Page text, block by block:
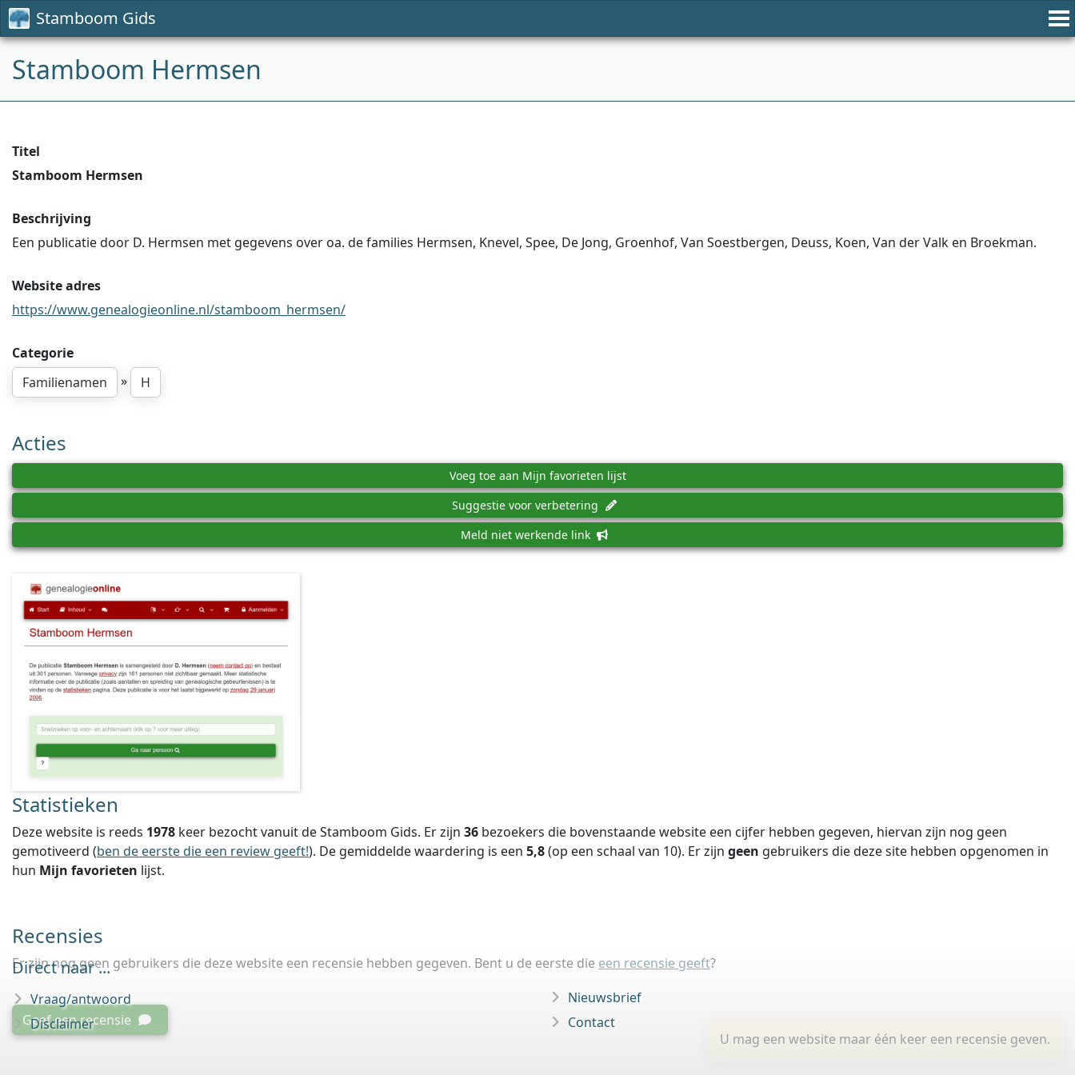
Stamboom Gids
Stamboom Hermsen
Titel
Stamboom Hermsen
Beschrijving
Een publicatie door D. Hermsen met gegevens over oa. de families Hermsen, Knevel, Spee, De Jong, Groenhof, Van Soestbergen, Deuss, Koen, Van der Valk en Broekman.
Website adres
https://www.genealogieonline.nl/stamboom_hermsen/
Categorie
Familienamen
» H
Acties
Voeg toe aan Mijn favorieten lijst
Suggestie voor verbetering
Meld niet werkende link
Statistieken
Deze website is reeds 1978 keer bezocht vanuit de Stamboom Gids. Er zijn 36 bezoekers die bovenstaande website een cijfer hebben gegeven, hiervan zijn nog geen
gemotiveerd (ben de eerste die een review geeft!). De gemiddelde waardering is een 5,8(op een schaal van 10). Er zijn geen gebruikers die deze site hebben opgenomen in
hun Mijn favorieten lijst.
Recensies
Er zijn nog geen gebruikers die deze website een recensie hebben gegeven. Bent u de eerste die een recensie geeft?
U mag een website maar één keer een recensie geven.
Geef een recensie
Direct naar ...
Vraag/antwoord
Disclaimer
Nieuwsbrief
Contact